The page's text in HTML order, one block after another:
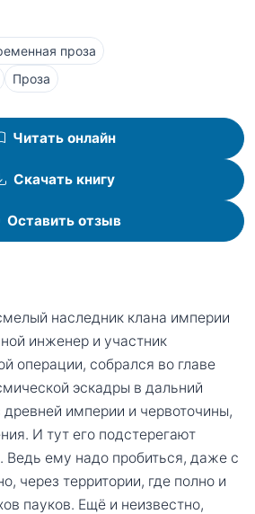
проза
Проза
Читать онлайн
Скачать книгу
Оставить отзыв
наследник клана империи
инженер и участник
операции, собрался во главе
эскадры в дальний
древней империи и червоточины,
И тут его подстерегают
Ведь ему надо пробиться, даже с
через территории, где полно и
пауков. Ещё и неизвестно,